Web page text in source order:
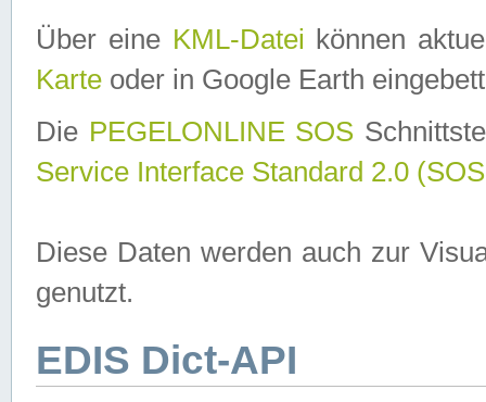
Über eine KML-Datei können
Karte oder in Google Earth
Die PEGELONLINE SOS
Service Interface Standard 2.0
Diese Daten werden auch zur
genutzt.
EDIS Dict-API